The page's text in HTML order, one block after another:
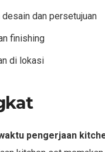
desain dan persetujuan
finishing
di lokasi
pengerjaan